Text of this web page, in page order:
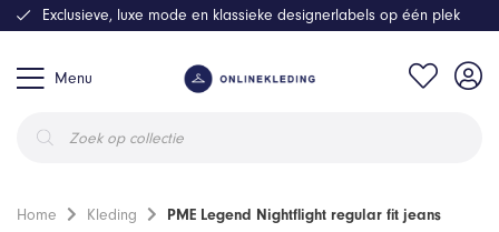
Menu
zoeken
Exclusieve, luxe mode en klassieke designerlabels op één plek
Home Kleding PME Legend Nightflight regular fit jeans